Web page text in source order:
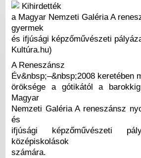
Kihirdették
a Magyar Nemzeti Galéria A
gyermek
és ifjúsági képzőművészeti
Kultúra.hu)
A Reneszánsz
Év&nbsp;–&nbsp;2008 keretében
öröksége a gótikától a
Magyar
Nemzeti Galéria A reneszánsz
és
ifjúsági képzőművészeti
középiskolások
számára.